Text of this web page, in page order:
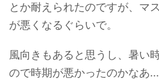
とか耐えられたのですが、マ
が悪くなるぐらいで。
風向きもあると思うし、暑い
ので時期が悪かったのかなあ...